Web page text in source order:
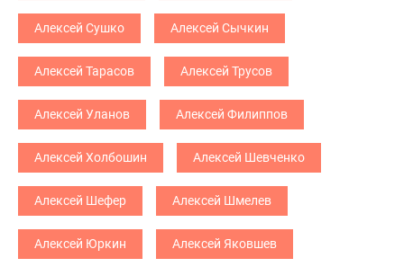
Алексей Сушко Алексей Сычкин
Алексей Тарасов Алексей Трусов
Алексей Уланов Алексей Филиппов
Алексей Холбошин Алексей Шевченко
Алексей Шефер Алексей Шмелев
Алексей Юркин Алексей Яковшев